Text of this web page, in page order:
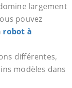
largement
pouvez
robot à
différentes,
modèles dans